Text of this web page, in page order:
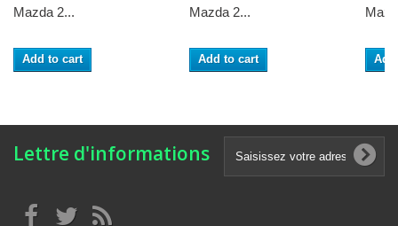
Mazda 2...
Add to cart
Mazda 2...
Add to cart
Lettre d'informations